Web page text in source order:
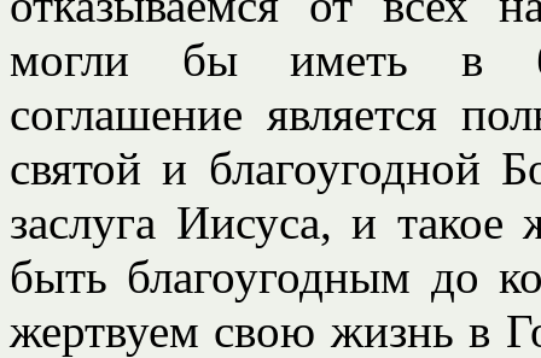
могли бы иметь в
соглашение является
святой и благоугодной
заслуга Иисуса, и
быть благоугодным до
жертвуем свою жизнь в